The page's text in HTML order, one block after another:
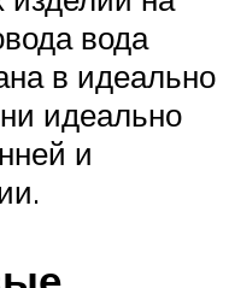
вода
в идеально
идеально
и